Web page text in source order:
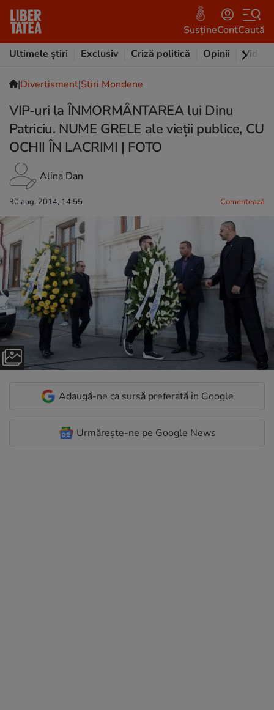
SusțineContCaută
Ultimele știri
Exclusiv Criză politică Opinii Video
|Divertisment|Stiri Mondene
VIP-uri la ÎNMORMÂNTAREA lui Dinu
Patriciu. NUME GRELE ale vieţii publice, CU
OCHII ÎN LACRIMI | FOTO
Alina Dan
30 aug. 2014, 14:55 Comentează
Adaugă-ne ca sursă preferată în Google
Urmărește-ne pe Google News